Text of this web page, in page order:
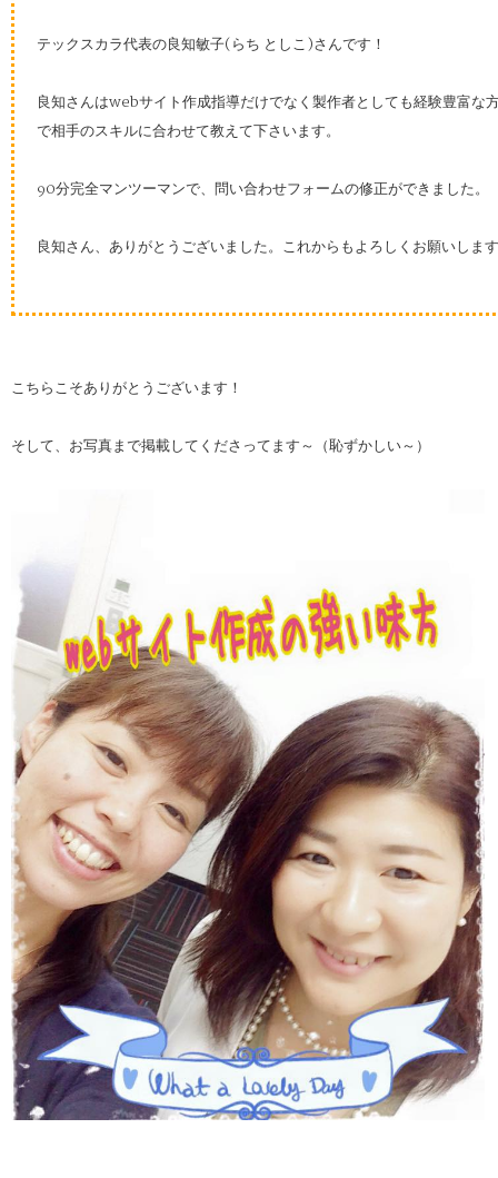
テックスカラ代表の良知敏子(らち としこ)さんです！
良知さんはwebサイト作成指導だけでなく製作者としても経験豊富な
で相手のスキルに合わせて教えて下さいます。
90分完全マンツーマンで、問い合わせフォームの修正ができました。
良知さん、ありがとうございました。これからもよろしくお願いしま
こちらこそありがとうございます！
そして、お写真まで掲載してくださってます～（恥ずかしい～）